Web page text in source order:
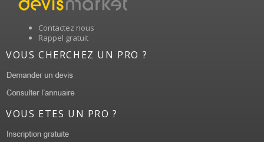
Contactez nous
Rappel gratuit
VOUS CHERCHEZ UN PRO ?
VOUS ETES UN PRO ?